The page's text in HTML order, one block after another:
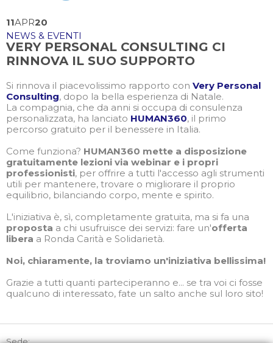
11APR20
NEWS & EVENTI
VERY PERSONAL CONSULTING CI
RINNOVA IL SUO SUPPORTO
Si rinnova il piacevolissimo rapporto con Very Personal
Consulting, dopo la bella esperienza di Natale.
La compagnia, che da anni si occupa di consulenza
personalizzata, ha lanciato HUMAN360, il primo
percorso gratuito per il benessere in Italia.
Come funziona? HUMAN360 mette a disposizione
gratuitamente lezioni via webinar e i propri
professionisti, per offrire a tutti l'accesso agli strumenti
utili per mantenere, trovare o migliorare il proprio
equilibrio, bilanciando corpo, mente e spirito.
L'iniziativa è, sì, completamente gratuita, ma si fa una
proposta a chi usufruisce dei servizi: fare un'offerta
libera a Ronda Carità e Solidarietà.
Noi, chiaramente, la troviamo un'iniziativa bellissima!
Grazie a tutti quanti parteciperanno e... se tra voi ci fosse
qualcuno di interessato, fate un salto anche sul loro sito!